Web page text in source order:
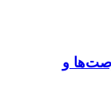
و